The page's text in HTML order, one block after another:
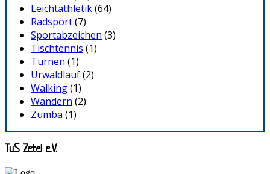
Leichtathletik(64)
Radsport(7)
Sportabzeichen (3)
Tischtennis (1)
Turnen (1)
Urwaldlauf(2)
Walking(1)
Wandern (2)
Zumba (1)
TuS Zetel e.V.